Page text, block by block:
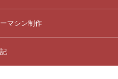
マシン制作